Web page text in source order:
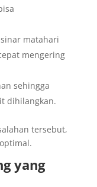
matahari
mengering
sehingga
dihilangkan.
tersebut,
yang